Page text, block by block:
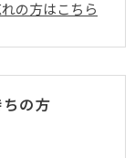
の方はこちら
の方